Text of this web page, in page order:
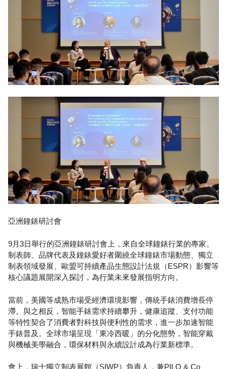
亞洲鐘錶研討會
9月3日舉行的亞洲鐘錶研討會上，來自全球鐘錶行業的專家、
制表師、品牌代表及鐘錶愛好者圍繞全球鐘錶市場動態、獨立
制表領域發展、歐盟可持續產品生態設計法規（ESPR）影響等
核心議題展開深入探討，為行業未來發展指明方向。
當前，美國等成熟市場受經濟環境影響，傳統手錶消費增長停
滯。與之相反，智能手錶需求持續攀升，健康追蹤、支付功能
等特性契合了消費者對科技與便利性的需求，進一步加速智能
手錶普及。全球市場呈現「東冷西暖」的分化態勢，智能穿戴
與機械美學融合，環保材料與永續設計成為行業新標準。
會上，瑞士獨立制表展館（SIWP）負責人，兼PILO & Co